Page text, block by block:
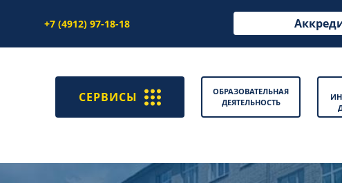
+7 (4912) 97-18-18
СЕРВИСЫ
ОБРАЗОВАТЕЛЬНАЯ
ДЕЯТЕЛЬНОСТЬ